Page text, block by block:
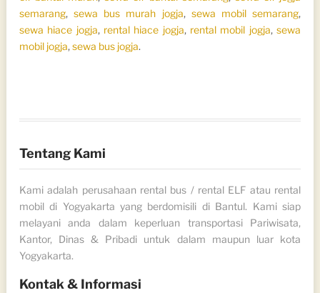
semarang,sewa bus murah jogja, sewa mobil semarang,
sewa hiace jogja, rental hiace jogja, rental mobil jogja,sewa
mobil jogja,sewa bus jogja.
Tentang Kami
Kami adalah perusahaan rental bus / rental ELF atau rental
mobil di Yogyakarta yang berdomisili di Bantul. Kami siap
melayani anda dalam keperluan transportasi Pariwisata,
Kantor, Dinas & Pribadi untuk dalam maupun luar kota
Yogyakarta.
Kontak & Informasi